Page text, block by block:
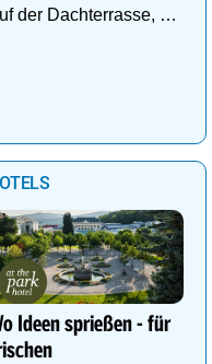
der Dachterrasse, 4
Ideen sprießen - für